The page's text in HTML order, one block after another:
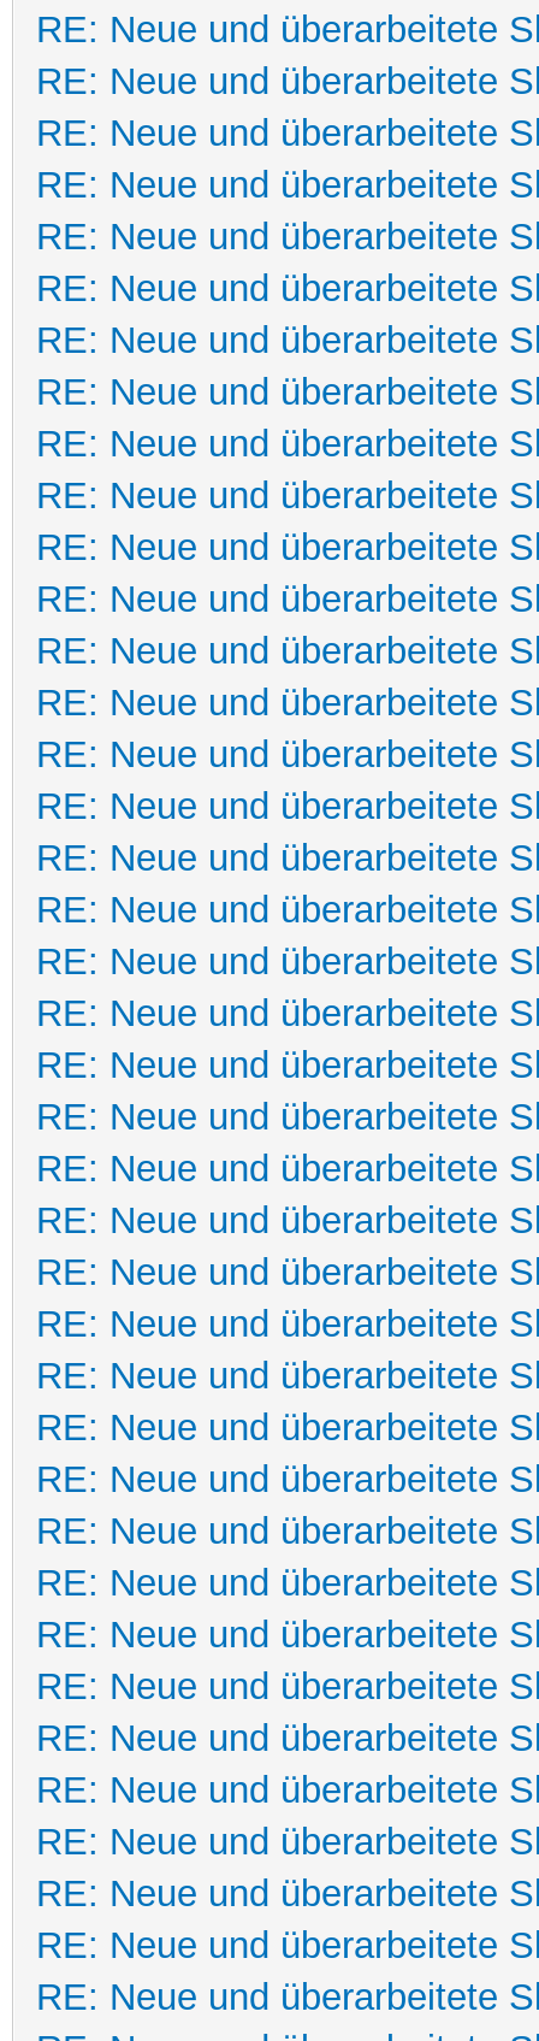
RE: Neue und überarbeitete
RE: Neue und überarbeitete
RE: Neue und überarbeitete
RE: Neue und überarbeitete
RE: Neue und überarbeitete
RE: Neue und überarbeitete
RE: Neue und überarbeitete
RE: Neue und überarbeitete
RE: Neue und überarbeitete
RE: Neue und überarbeitete
RE: Neue und überarbeitete
RE: Neue und überarbeitete
RE: Neue und überarbeitete
RE: Neue und überarbeitete
RE: Neue und überarbeitete
RE: Neue und überarbeitete
RE: Neue und überarbeitete
RE: Neue und überarbeitete
RE: Neue und überarbeitete
RE: Neue und überarbeitete
RE: Neue und überarbeitete
RE: Neue und überarbeitete
RE: Neue und überarbeitete
RE: Neue und überarbeitete
RE: Neue und überarbeitete
RE: Neue und überarbeitete
RE: Neue und überarbeitete
RE: Neue und überarbeitete
RE: Neue und überarbeitete
RE: Neue und überarbeitete
RE: Neue und überarbeitete
RE: Neue und überarbeitete
RE: Neue und überarbeitete
RE: Neue und überarbeitete
RE: Neue und überarbeitete
RE: Neue und überarbeitete
RE: Neue und überarbeitete
RE: Neue und überarbeitete
RE: Neue und überarbeitete